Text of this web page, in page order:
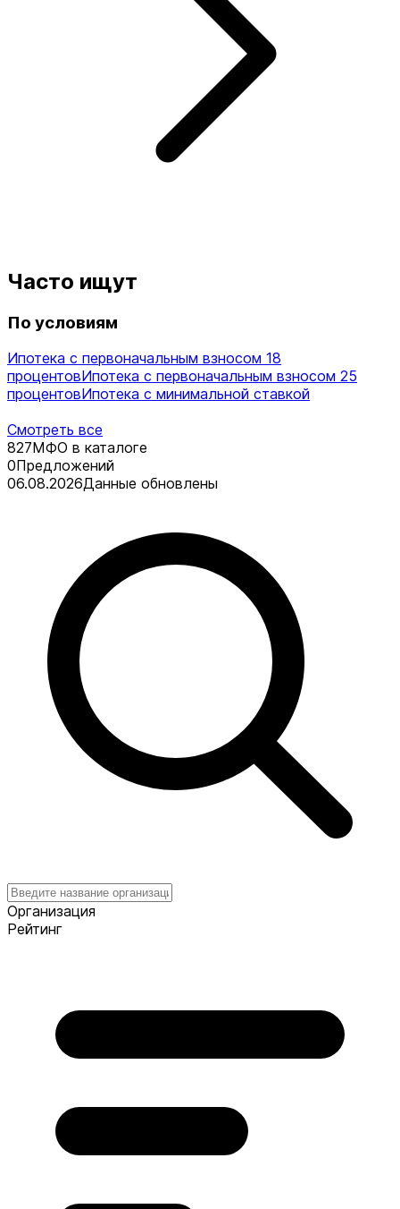
Часто ищут
По условиям
Ипотека с первоначальным взносом 18
процентовИпотека с первоначальным взносом 25
процентовИпотека с минимальной ставкой
Смотреть все
827МФО в каталоге
0Предложений
06.08.2026Данные обновлены
Организация
Рейтинг